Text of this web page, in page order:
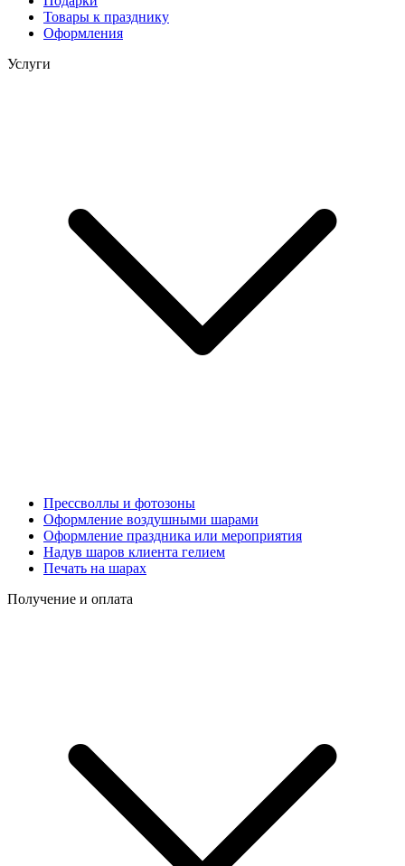
Товары к празднику
Оформления
Услуги
Прессволлы и фотозоны
Оформление воздушными шарами
Оформление праздника или мероприятия
Надув шаров клиента гелием
Печать на шарах
Получение и оплата